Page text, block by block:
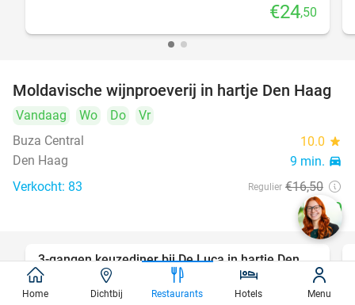
€24,50
39%
Moldavische wijnproeverij in hartje Den Haag
Vandaag Wo Do
Vr
Buza Central
10.0 star
Den Haag 9 min. directions_car
Verkocht: 83 Regulier €16,50
€10
47%
3-gangen keuzediner bij De Luca in hartje Den
Haag
Home Dichtbij Restaurants Hotels Menu